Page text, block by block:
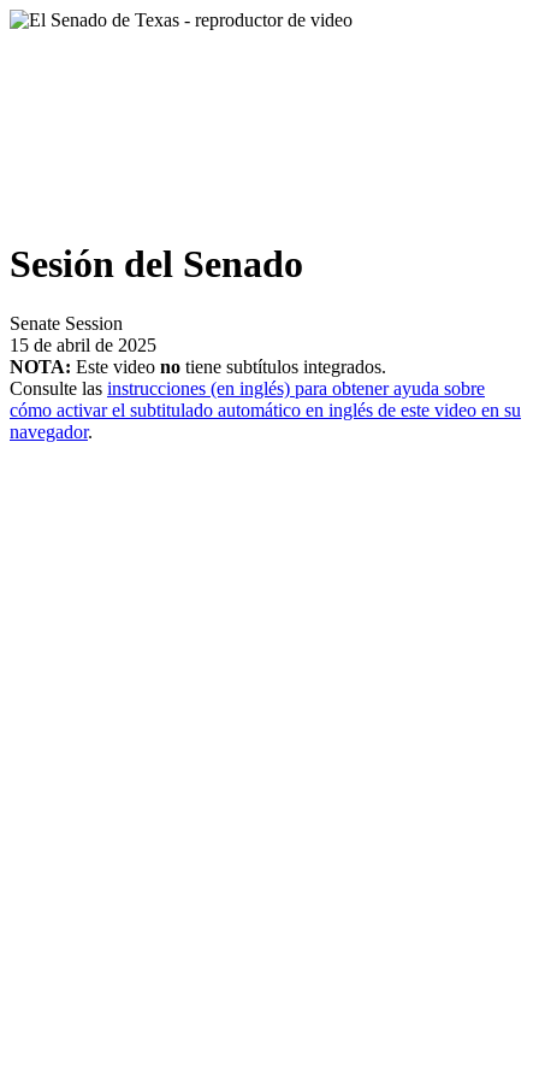
Sesión del Senado
Senate Session
15 de abril de 2025
NOTA: Este video no tiene subtítulos integrados.
Consulte las instrucciones (en inglés) para obtener ayuda sobre
cómo activar el subtitulado automático en inglés de este video en su
navegador.